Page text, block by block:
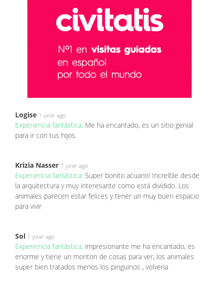
Logise 1 year ago
Experiencia fantástica: Me ha encantado, es un sitio genial
para ir con tus hijos.
Krizia Nasser 1 year ago
Experiencia fantástica: Super bonito acuario! Increíble desde
la arquitectura y muy interesante como está dividido. Los
animales parecen estar felices y tener un muy buen espacio
para vivir
Sol 1 year ago
Experiencia fantástica: impresionante me ha encantado, es
enorme y tiene un monton de cosas para ver, los animales
super bien tratados menos los pinguinos , volveria